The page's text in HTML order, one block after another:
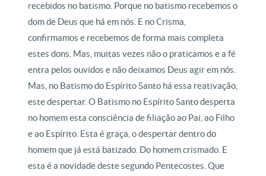
recebidos no batismo. Porque no batismo recebemos o
dom de Deus que há em nós. E no Crisma,
confirmamos e recebemos de forma mais completa
estes dons. Mas, muitas vezes não o praticamos e a fé
entra pelos ouvidos e não deixamos Deus agir em nós.
Mas, no Batismo do Espírito Santo há essa reativação,
este despertar. O Batismo no Espírito Santo desperta
no homem esta consciência de filiação ao Pai, ao Filho
e ao Espírito. Esta é graça, o despertar dentro do
homem que já está batizado. Do homem crismado. E
esta é a novidade deste segundo Pentecostes. Que